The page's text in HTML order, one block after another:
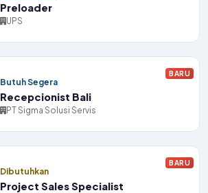
Preloader
UPS
Butuh Segera
Recepcionist Bali
PT Sigma Solusi Servis
BARU
Dibutuhkan
Project Sales Specialist
BARU